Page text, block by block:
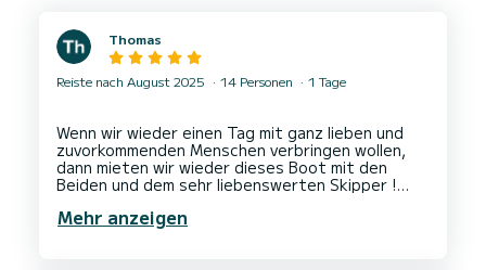
Thomas
Reiste nach August 2025 14 Personen 1 Tage
Wenn wir wieder einen Tag mit ganz lieben und
zuvorkommenden Menschen verbringen wollen,
dann mieten wir wieder dieses Boot mit den
Beiden und dem sehr liebenswerten Skipper !
Mehr anzeigen